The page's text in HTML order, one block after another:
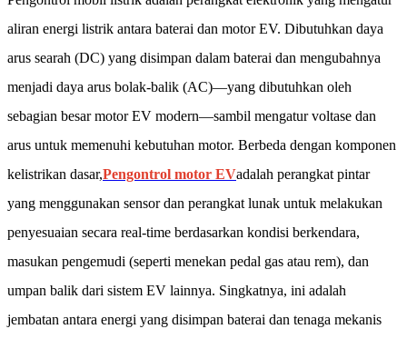
aliran energi listrik antara baterai dan motor EV. Dibutuhkan daya
arus searah (DC) yang disimpan dalam baterai dan mengubahnya
menjadi daya arus bolak-balik (AC)—yang dibutuhkan oleh
sebagian besar motor EV modern—sambil mengatur voltase dan
arus untuk memenuhi kebutuhan motor. Berbeda dengan komponen
kelistrikan dasar,Pengontrol motor EVadalah perangkat pintar
yang menggunakan sensor dan perangkat lunak untuk melakukan
penyesuaian secara real-time berdasarkan kondisi berkendara,
masukan pengemudi (seperti menekan pedal gas atau rem), dan
umpan balik dari sistem EV lainnya. Singkatnya, ini adalah
jembatan antara energi yang disimpan baterai dan tenaga mekanis